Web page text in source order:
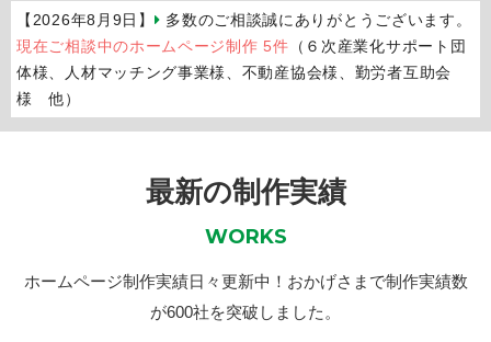
【2026年8月9日】
多数のご相談誠にありがとうございます。
現在ご相談中のホームページ制作 5件 （６次産業化サポート団
体様、人材マッチング事業様、不動産協会様、勤労者互助会
様 他）
最新の制作実績
WORKS
ホームページ制作実績日々更新中！おかげさまで制作実績数
が600社を突破しました。